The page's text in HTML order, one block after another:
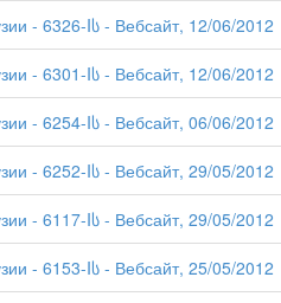
- 6326-Iს - Вебсайт, 12/06/2012
- 6301-Iს - Вебсайт, 12/06/2012
- 6254-Iს - Вебсайт, 06/06/2012
- 6252-Iს - Вебсайт, 29/05/2012
- 6117-Iს - Вебсайт, 29/05/2012
- 6153-Iს - Вебсайт, 25/05/2012